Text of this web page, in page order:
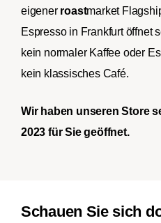
eigener roastmarket
Espresso in Frankfurt öffnet
kein normaler Kaffee oder
kein klassisches Café.
Wir haben unseren Store
2023 für Sie geöffnet.
Schauen Sie sich